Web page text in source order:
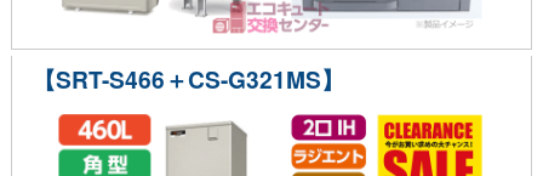
【SRT-S466＋CS-G321MS】